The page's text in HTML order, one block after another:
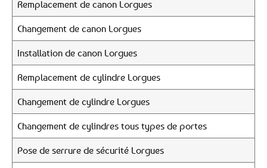
Remplacement de canon Lorgues
Changement de canon Lorgues
Installation de canon Lorgues
Remplacement de cylindre Lorgues
Changement de cylindre Lorgues
Changement de cylindres tous types de portes
Pose de serrure de sécurité Lorgues